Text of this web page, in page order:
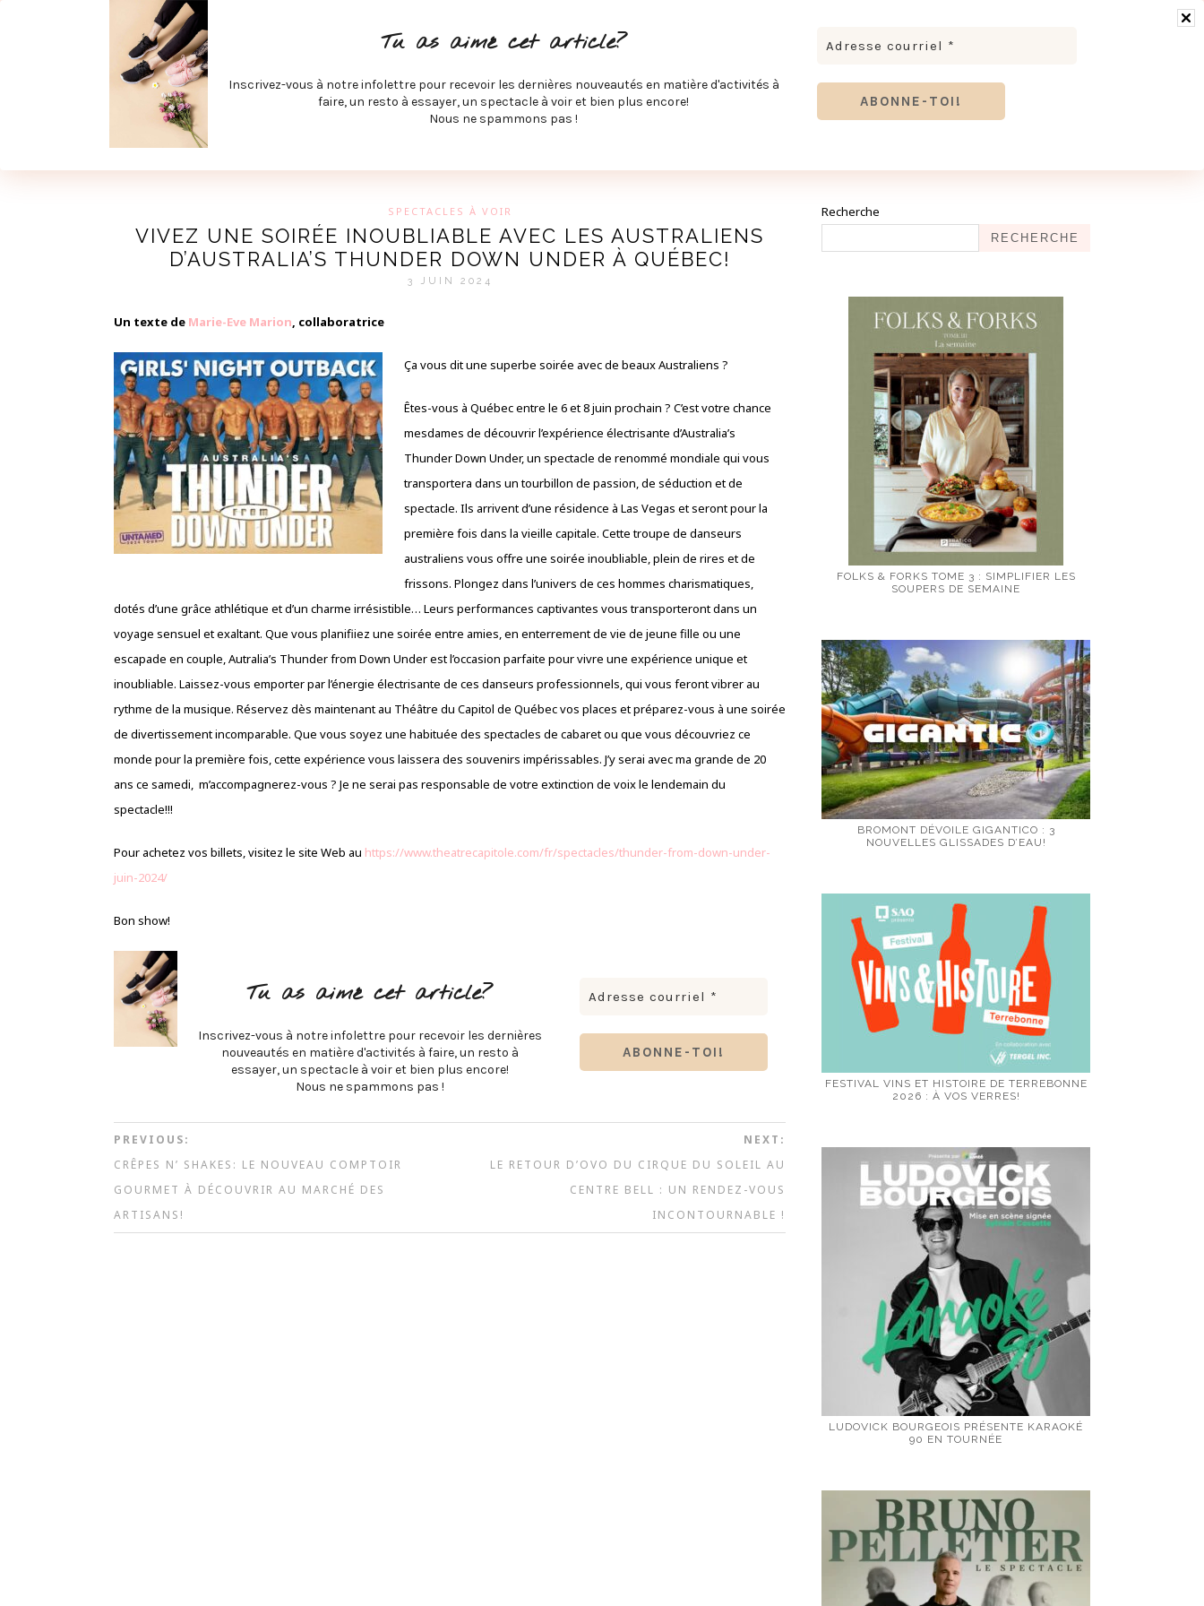
SPÉCIAL RENTRÉE
LECTURE ET FILMS PRODUITS À DÉCOUVRIR
JOINDRE MEVE ET CIE | COLLABORATIONS & MÉDIAS MEVE ET CIE
SPECTACLES À VOIR
VIVEZ UNE SOIRÉE INOUBLIABLE AVEC LES AUSTRALIENS
D’AUSTRALIA’S THUNDER DOWN UNDER À QUÉBEC!
3 JUIN 2024
Un texte de Marie-Eve Marion, collaboratrice
Ça vous dit une superbe soirée avec de beaux Australiens ?
Êtes-vous à Québec entre le 6 et 8 juin prochain ? C’est votre chance
mesdames de découvrir l’expérience électrisante d’Australia’s
Thunder Down Under, un spectacle de renommé mondiale qui vous
transportera dans un tourbillon de passion, de séduction et de
spectacle. Ils arrivent d’une résidence à Las Vegas et seront pour la
première fois dans la vieille capitale. Cette troupe de danseurs
australiens vous offre une soirée inoubliable, plein de rires et de
frissons. Plongez dans l’univers de ces hommes charismatiques,
dotés d’une grâce athlétique et d’un charme irrésistible… Leurs performances captivantes vous transporteront dans un
voyage sensuel et exaltant. Que vous planifiiez une soirée entre amies, en enterrement de vie de jeune fille ou une
escapade en couple, Autralia’s Thunder from Down Under est l’occasion parfaite pour vivre une expérience unique et
inoubliable. Laissez-vous emporter par l’énergie électrisante de ces danseurs professionnels, qui vous feront vibrer au
rythme de la musique. Réservez dès maintenant au Théâtre du Capitol de Québec vos places et préparez-vous à une soirée
de divertissement incomparable. Que vous soyez une habituée des spectacles de cabaret ou que vous découvriez ce
monde pour la première fois, cette expérience vous laissera des souvenirs impérissables. J’y serai avec ma grande de 20
ans ce samedi, m’accompagnerez-vous ? Je ne serai pas responsable de votre extinction de voix le lendemain du
spectacle!!!
Pour achetez vos billets, visitez le site Web au https://www.theatrecapitole.com/fr/spectacles/thunder-from-down-under-
juin-2024/
Bon show!
Tu as aimé cet article?
Inscrivez-vous à notre infolettre pour recevoir les dernières
nouveautés en matière d'activités à faire, un resto à
essayer, un spectacle à voir et bien plus encore!
Nous ne spammons pas !
Tu as aimé cet article?
Inscrivez-vous à notre infolettre pour recevoir les dernières nouveautés en matière d'activités à
faire, un resto à essayer, un spectacle à voir et bien plus encore!
Nous ne spammons pas !
PREVIOUS:
CRÊPES N’ SHAKES: LE NOUVEAU COMPTOIR
GOURMET À DÉCOUVRIR AU MARCHÉ DES
ARTISANS!
NEXT:
LE RETOUR D’OVO DU CIRQUE DU SOLEIL AU
CENTRE BELL : UN RENDEZ-VOUS
INCONTOURNABLE !
Recherche
RECHERCHE
FOLKS & FORKS TOME 3 : SIMPLIFIER LES
SOUPERS DE SEMAINE
BROMONT DÉVOILE GIGANTICO : 3
NOUVELLES GLISSADES D’EAU!
FESTIVAL VINS ET HISTOIRE DE TERREBONNE
2026 : À VOS VERRES!
LUDOVICK BOURGEOIS PRÉSENTE KARAOKÉ
90 EN TOURNÉE